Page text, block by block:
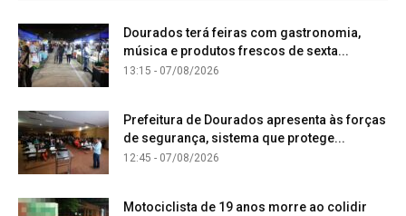
Dourados terá feiras com gastronomia,
música e produtos frescos de sexta...
13:15 - 07/08/2026
Prefeitura de Dourados apresenta às forças
de segurança, sistema que protege...
12:45 - 07/08/2026
Motociclista de 19 anos morre ao colidir